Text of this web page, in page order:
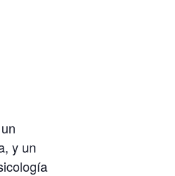
y un